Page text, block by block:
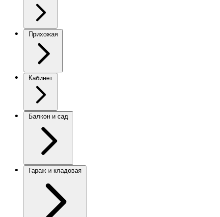
Прихожая
Кабинет
Балкон и сад
Гараж и кладовая